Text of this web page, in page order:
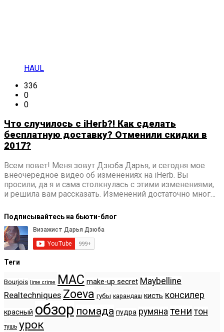
HAUL
336
0
0
Что случилось с iHerb?! Как сделать
бесплатную доставку? Отменили скидки в
2017?
Всем повет! Меня зовут Дзюба Дарья, и сегодня мое
внеочередное видео об изменениях на iHerb. Вы
просили, да я и сама столкнулась с этими изменениями,
и решила вам рассказать. Изменений достаточно мног…
Подписывайтесь на бьюти-блог
Теги
Bourjois lime crime MAC make-up secret Maybelline
Realtechniques Zoeva губы карандаш кисть консилер
красный обзор помада пудра румяна тени тон
тушь урок